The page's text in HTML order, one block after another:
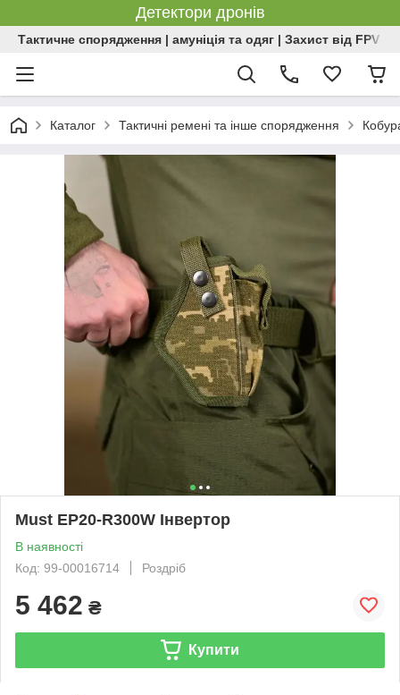
Детектори дронів
Тактичне спорядження | амуніція та одяг | Захист від FPV |
Каталог Тактичні ремені та інше спорядження
Must EP20-R300W Інвертор
В наявності
Код: 99-00016714
Роздріб
5 462 ₴
Купити